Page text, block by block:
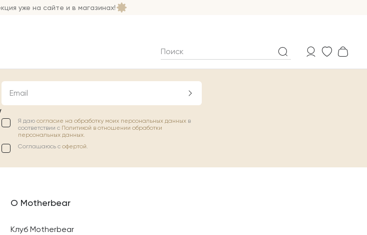
уже на сайте и в магазинах!
Email
Я даю согласие на обработку моих персональных данных в
соответствии с Политикой в отношении обработки
персональных данных.
Соглашаюсь с офертой.
О Motherbear
Клуб Motherbear